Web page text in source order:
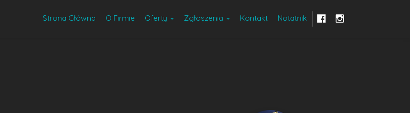
Strona Główna O Firmie Oferty Zgłoszenia Kontakt Notatnik